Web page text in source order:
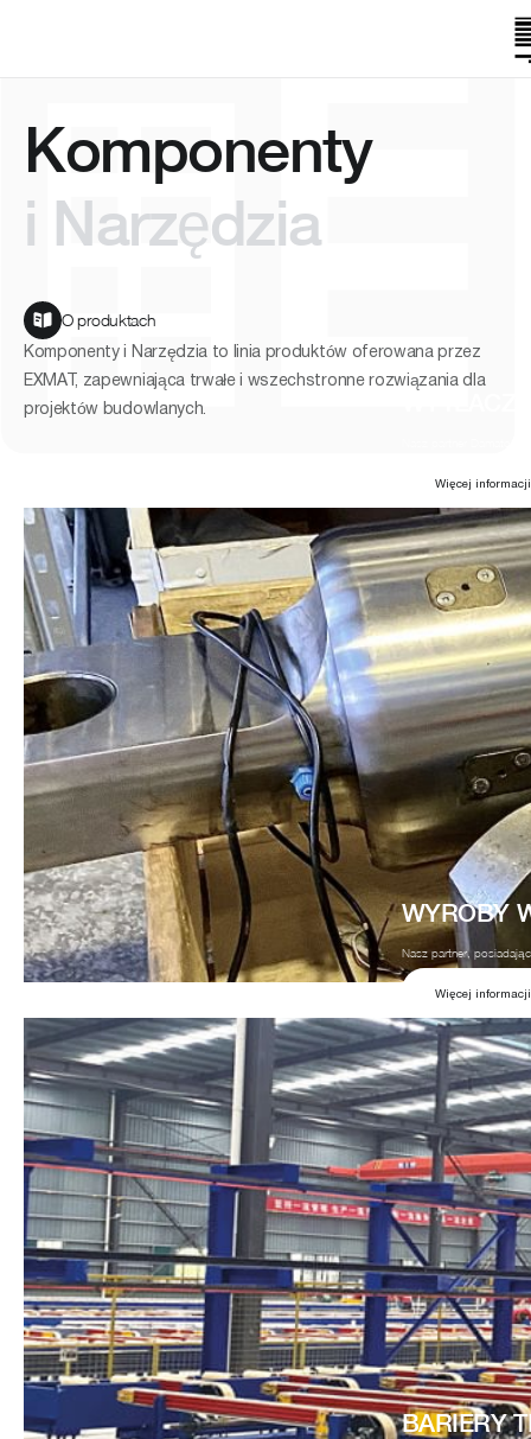
Komponenty
i Narzędzia
O produktach
Komponenty i Narzędzia to linia produktów oferowana przez
EXMAT, zapewniająca trwałe i wszechstronne rozwiązania dla
projektów budowlanych.
Więcej informacji
WYROBY
Nasz partner,
Więcej informacji
BARIERY